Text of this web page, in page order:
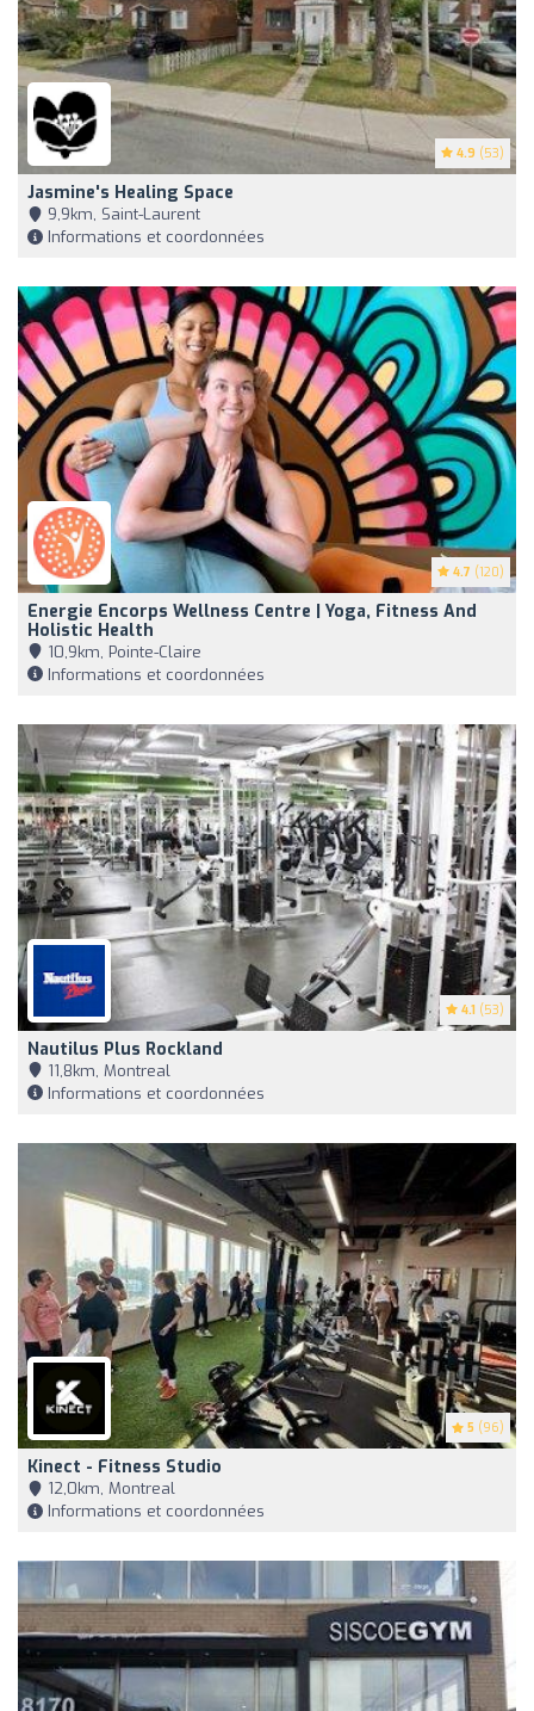
4.9 (53)
Jasmine's Healing Space
9,9km, Saint-Laurent
Informations et coordonnées
4.7 (120)
Energie Encorps Wellness Centre | Yoga, Fitness And
Holistic Health
10,9km, Pointe-Claire
Informations et coordonnées
4.1 (53)
Nautilus Plus Rockland
11,8km, Montreal
Informations et coordonnées
5 (96)
Kinect - Fitness Studio
12,0km, Montreal
Informations et coordonnées